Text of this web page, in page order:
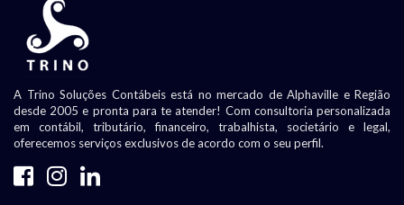
A Trino Soluções Contábeis está no mercado de Alphaville e Região
desde 2005 e pronta para te atender! Com consultoria personalizada
em contábil, tributário, financeiro, trabalhista, societário e legal,
oferecemos serviços exclusivos de acordo com o seu perfil.